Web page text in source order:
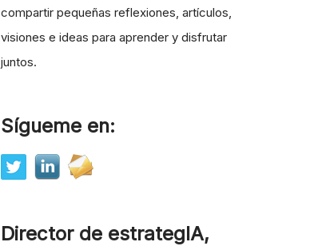
compartir pequeñas reflexiones, artículos,
visiones e ideas para aprender y disfrutar
juntos.
Sígueme en:
Director de estrategIA,